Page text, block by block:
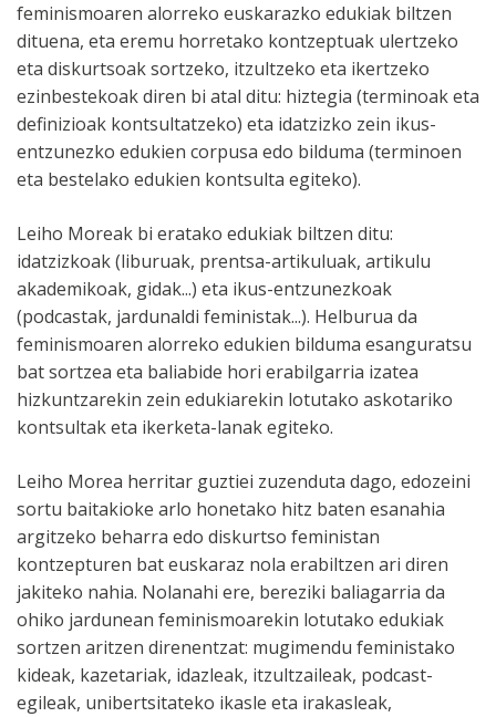
feminismoaren alorreko euskarazko edukiak biltzen
dituena, eta eremu horretako kontzeptuak ulertzeko
eta diskurtsoak sortzeko, itzultzeko eta ikertzeko
ezinbestekoak diren bi atal ditu: hiztegia (terminoak eta
definizioak kontsultatzeko) eta idatzizko zein ikus-
entzunezko edukien corpusa edo bilduma (terminoen
eta bestelako edukien kontsulta egiteko).
Leiho Moreak bi eratako edukiak biltzen ditu:
idatzizkoak (liburuak, prentsa-artikuluak, artikulu
akademikoak, gidak...) eta ikus-entzunezkoak
(podcastak, jardunaldi feministak...). Helburua da
feminismoaren alorreko edukien bilduma esanguratsu
bat sortzea eta baliabide hori erabilgarria izatea
hizkuntzarekin zein edukiarekin lotutako askotariko
kontsultak eta ikerketa-lanak egiteko.
Leiho Morea herritar guztiei zuzenduta dago, edozeini
sortu baitakioke arlo honetako hitz baten esanahia
argitzeko beharra edo diskurtso feministan
kontzepturen bat euskaraz nola erabiltzen ari diren
jakiteko nahia. Nolanahi ere, bereziki baliagarria da
ohiko jardunean feminismoarekin lotutako edukiak
sortzen aritzen direnentzat: mugimendu feministako
kideak, kazetariak, idazleak, itzultzaileak, podcast-
egileak, unibertsitateko ikasle eta irakasleak,